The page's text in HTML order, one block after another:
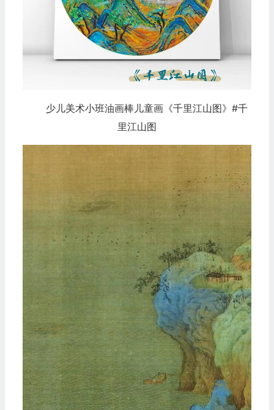
少儿美术小班油画棒儿童画《千里江山图》#千
里江山图